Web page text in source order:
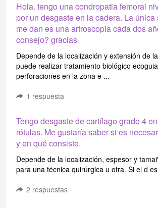
Hola. tengo una condropatia femoral
por un desgaste en la cadera. La
me dan es una artroscopia cada dos
consejo? gracias
Depende de la localización y extensión de
puede realizar tratamiento biológico
perforaciones en la zona e ...
1 respuesta
Tengo desgaste de cartílago grado 4
rótulas. Me gustaría saber si es
y en qué consiste.
Depende de la localización, espesor y
para una técnica quirúrgica u otra. Si el d
2 respuestas